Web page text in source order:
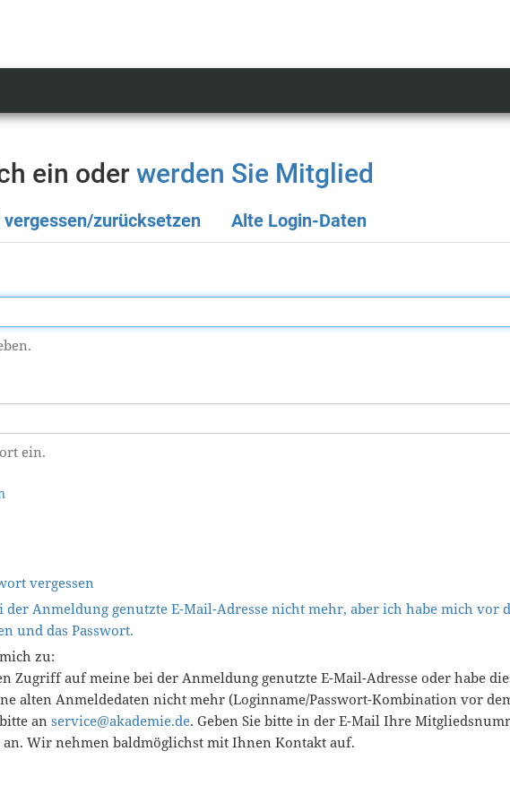
ein oder werden Sie Mitglied
zurücksetzen Alte Login-Daten
ein.
vergessen
Anmeldung genutzte E-Mail-Adresse nicht mehr, aber ich habe mich vor
und das Passwort.
zu:
Zugriff auf meine bei der Anmeldung genutzte E-Mail-Adresse oder habe
alten Anmeldedaten nicht mehr (Loginname/Passwort-Kombination vor dem
an service@akademie.de. Geben Sie bitte in der E-Mail Ihre
Wir nehmen baldmöglichst mit Ihnen Kontakt auf.